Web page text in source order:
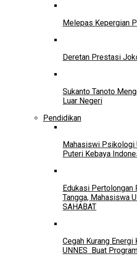
Melepas Kepergian
Deretan Prestasi
Sukanto Tanoto
Luar Negeri
Pendidikan
Mahasiswi Psikologi
Puteri Kebaya
Edukasi Pertolongan
Tangga, Mahasiswa
SAHABAT
Cegah Kurang
UNNES Buat